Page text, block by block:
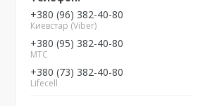
+380 (96) 382-40-80
Киевстар (Viber)
+380 (95) 382-40-80
MTC
+380 (73) 382-40-80
Lifecell